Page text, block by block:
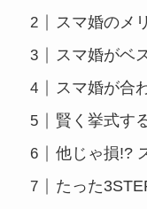
スマ婚のメ
スマ婚がベ
スマ婚が合
賢く挙式す
他じゃ損!?
たった